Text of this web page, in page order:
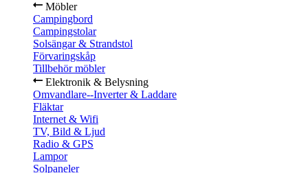
Möbler
Campingbord
Campingstolar
Solsängar & Strandstol
Förvaringskåp
Tillbehör möbler
Elektronik & Belysning
Omvandlare--Inverter & Laddare
Fläktar
Internet & Wifi
TV, Bild & Ljud
Radio & GPS
Lampor
Solpaneler